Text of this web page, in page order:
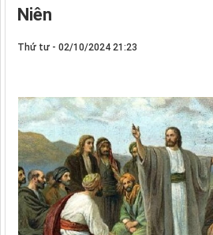
Niên
Thứ tư - 02/10/2024 21:23